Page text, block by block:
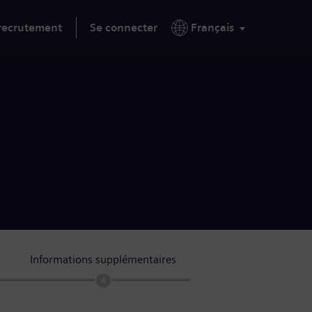
Se connecter Français
Informations supplémentaires